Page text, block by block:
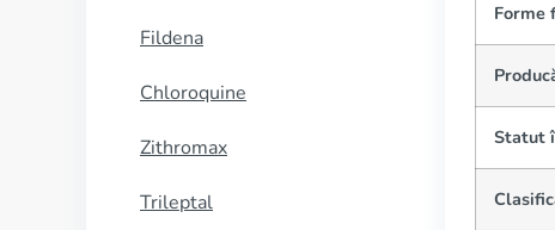
Fildena
Chloroquine
Zithromax
Trileptal
Forme
Statut